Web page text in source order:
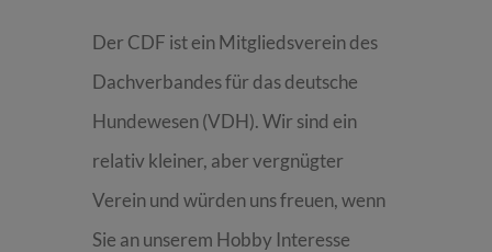
Der CDF ist ein Mitgliedsverein des
Dachverbandes für das deutsche
Hundewesen (VDH). Wir sind ein
relativ kleiner, aber vergnügter
Verein und würden uns freuen, wenn
Sie an unserem Hobby Interesse